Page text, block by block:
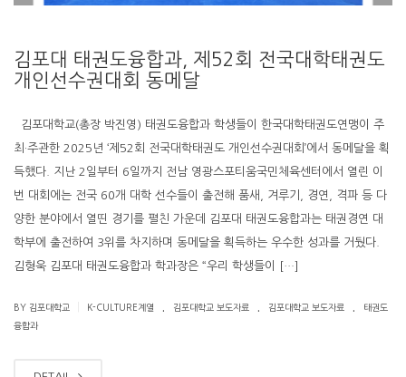
김포대 태권도융합과, 제52회 전국대학태권도
개인선수권대회 동메달
김포대학교(총장 박진영) 태권도융합과 학생들이 한국대학태권도연맹이 주
최·주관한 2025년 ‘제52회 전국대학태권도 개인선수권대회’에서 동메달을 획
득했다. 지난 2일부터 6일까지 전남 영광스포티움국민체육센터에서 열린 이
번 대회에는 전국 60개 대학 선수들이 출전해 품새, 겨루기, 경연, 격파 등 다
양한 분야에서 열띤 경기를 펼친 가운데 김포대 태권도융합과는 태권경연 대
학부에 출전하여 3위를 차지하며 동메달을 획득하는 우수한 성과를 거뒀다.
김형욱 김포대 태권도융합과 학과장은 “우리 학생들이 […]
BY 김포대학교 K-CULTURE계열 김포대학교 보도자료 김포대학교 보도자료
태권도
융합과